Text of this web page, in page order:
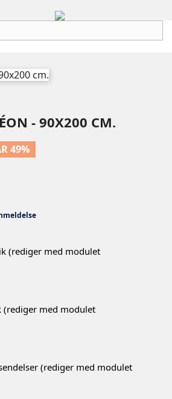
- 90X200 CM.
49%
(rediger med modulet
(rediger med modulet
(rediger med modulet